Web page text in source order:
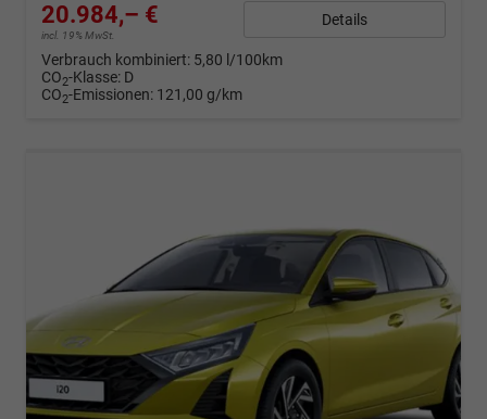
20.984,– €
incl. 19% MwSt.
Details
Verbrauch kombiniert: 5,80 l/100km
CO2-Klasse: D
CO2-Emissionen: 121,00 g/km